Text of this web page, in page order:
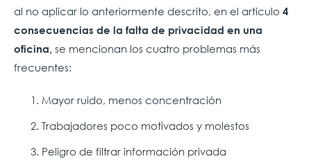
al no aplicar lo anteriormente descrito, en el artículo 4
consecuencias de la falta de privacidad en una
oficina, se mencionan los cuatro problemas más
frecuentes:
Mayor ruido, menos concentración
Trabajadores poco motivados y molestos
Peligro de filtrar información privada